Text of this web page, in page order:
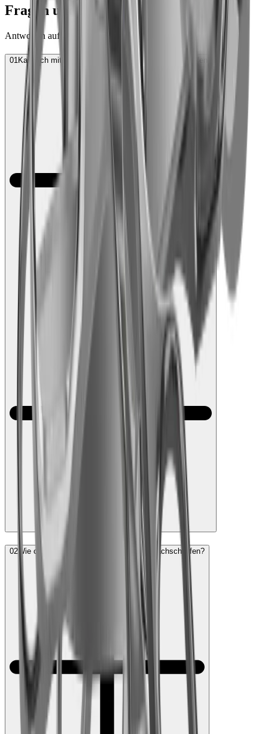
Fragen und Antworten
Antworten auf die am häufigsten gestellten Fragen.
01 Kann ich mit dem Rollschleifer auch Scheren schleifen?
02 Wie oft muss ich meine HORL Schere nachschleifen?